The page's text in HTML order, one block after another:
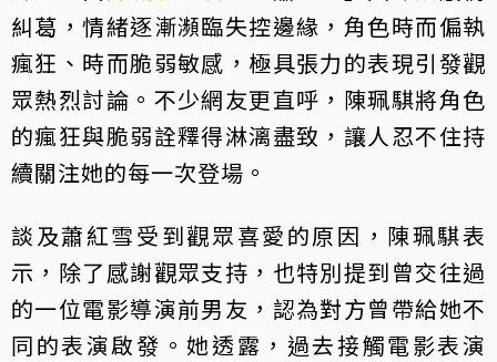
糾葛，情緒逐漸瀕臨失控邊緣，角色時而偏執
瘋狂、時而脆弱敏感，極具張力的表現引發觀
眾熱烈討論。不少網友更直呼，陳珮騏將角色
的瘋狂與脆弱詮釋得淋漓盡致，讓人忍不住持
續關注她的每一次登場。
談及蕭紅雪受到觀眾喜愛的原因，陳珮騏表
示，除了感謝觀眾支持，也特別提到曾交往過
的一位電影導演前男友，認為對方曾帶給她不
同的表演啟發。她透露，過去接觸電影表演